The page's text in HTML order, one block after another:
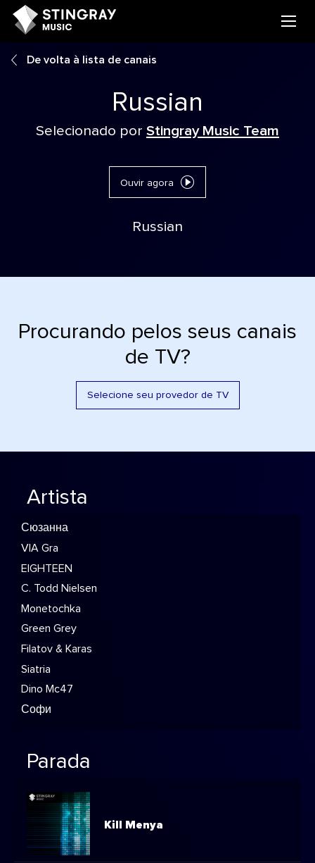
De volta à lista de canais
Russian
Selecionado por Stingray Music Team
Ouvir agora
Russian
Procurando pelos seus canais
de TV?
Selecione seu provedor de TV
Artista
Сюзанна
VIA Gra
EIGHTEEN
C. Todd Nielsen
Monetochka
Green Grey
Filatov & Karas
Siatria
Dino Mc47
Софи
Parada
Kill Menya